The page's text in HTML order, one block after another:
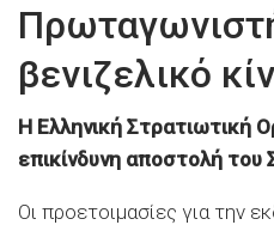
βενιζελικό
Η Ελληνική Στρατιωτική
επικίνδυνη αποστολή
Οι προετοιμασίες για την